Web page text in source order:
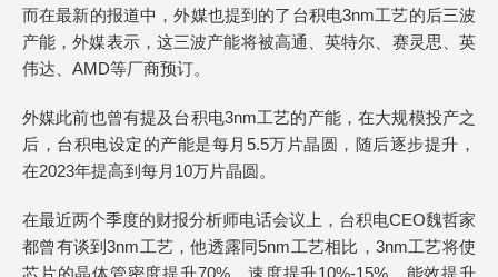
而在最新的报道中，外媒也提到的了台积电3nm工艺的后三波
产能，外媒表示，这三波产能将被高通、英特尔、赛灵思、英
伟达、AMD等厂商预订。
外媒此前也曾有提及台积电3nm工艺的产能，在大规模投产之
后，台积电设定的产能是每月5.5万片晶圆，随后逐步提升，
在2023年提高到每月10万片晶圆。
在最近两个季度的财报分析师电话会议上，台积电CEO魏哲家
都曾有谈到3nm工艺，他透露同5nm工艺相比，3nm工艺将使